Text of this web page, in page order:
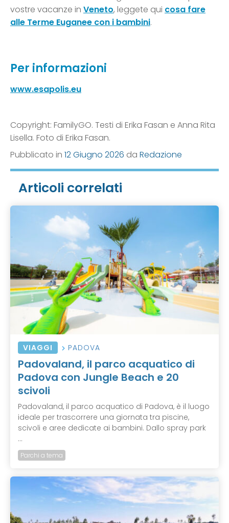
vostre vacanze in Veneto, leggete qui cosa fare
alle Terme Euganee con i bambini.
Per informazioni
www.esapolis.eu
Copyright: FamilyGO. Testi di Erika Fasan e Anna Rita
Lisella. Foto di Erika Fasan.
Pubblicato in 12 Giugno 2026 da Redazione
Articoli correlati
VIAGGI PADOVA
Padovaland, il parco acquatico di
Padova con Jungle Beach e 20
scivoli
Padovaland, il parco acquatico di Padova, è il luogo
ideale per trascorrere una giornata tra piscine,
scivoli e aree dedicate ai bambini. Dallo spray park
...
Parchi a tema